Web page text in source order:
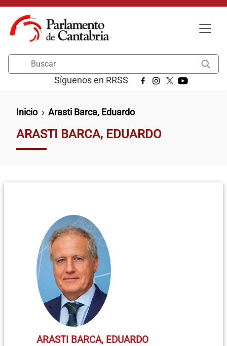
Pasar al contenido principal
Síguenos en RRSS
Ruta de navegación
Inicio Arasti Barca, Eduardo
ARASTI BARCA, EDUARDO
ARASTI BARCA, EDUARDO